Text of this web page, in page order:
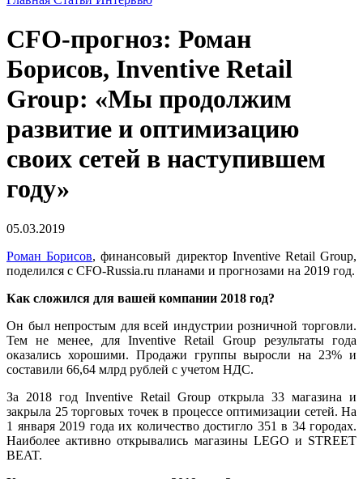
CFO-прогноз: Роман
Борисов, Inventive Retail
Group: «Мы продолжим
развитие и оптимизацию
своих сетей в наступившем
году»
05.03.2019
Роман Борисов, финансовый директор Inventive Retail Group,
поделился с CFO-Russia.ru планами и прогнозами на 2019 год.
Как сложился для вашей компании 2018 год?
Он был непростым для всей индустрии розничной торговли.
Тем не менее, для Inventive Retail Group результаты года
оказались хорошими. Продажи группы выросли на 23% и
составили 66,64 млрд рублей с учетом НДС.
За 2018 год Inventive Retail Group открыла 33 магазина и
закрыла 25 торговых точек в процессе оптимизации сетей. На
1 января 2019 года их количество достигло 351 в 34 городах.
Наиболее активно открывались магазины LEGO и STREET
BEAT.